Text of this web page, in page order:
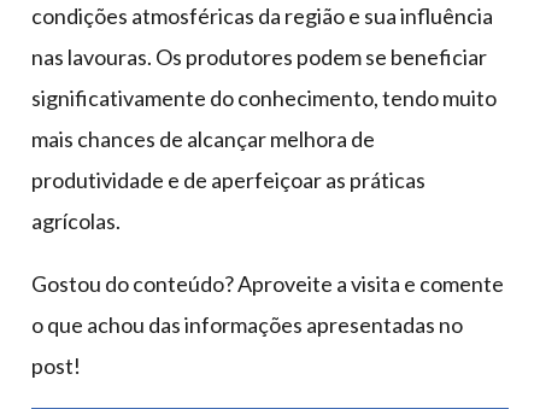
condições atmosféricas da região e sua influência
nas lavouras. Os produtores podem se beneficiar
significativamente do conhecimento, tendo muito
mais chances de alcançar melhora de
produtividade e de aperfeiçoar as práticas
agrícolas.
Gostou do conteúdo? Aproveite a visita e comente
o que achou das informações apresentadas no
post!